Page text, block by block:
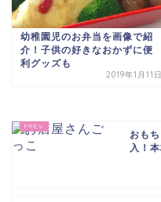
幼稚園児のお弁当を画像で紹
介！子供の好きなおかずに便
利グッズも
2019年1月11日
おも
入！